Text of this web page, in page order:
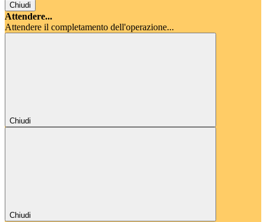
Chiudi
Attendere...
Attendere il completamento dell'operazione...
Chiudi
Chiudi